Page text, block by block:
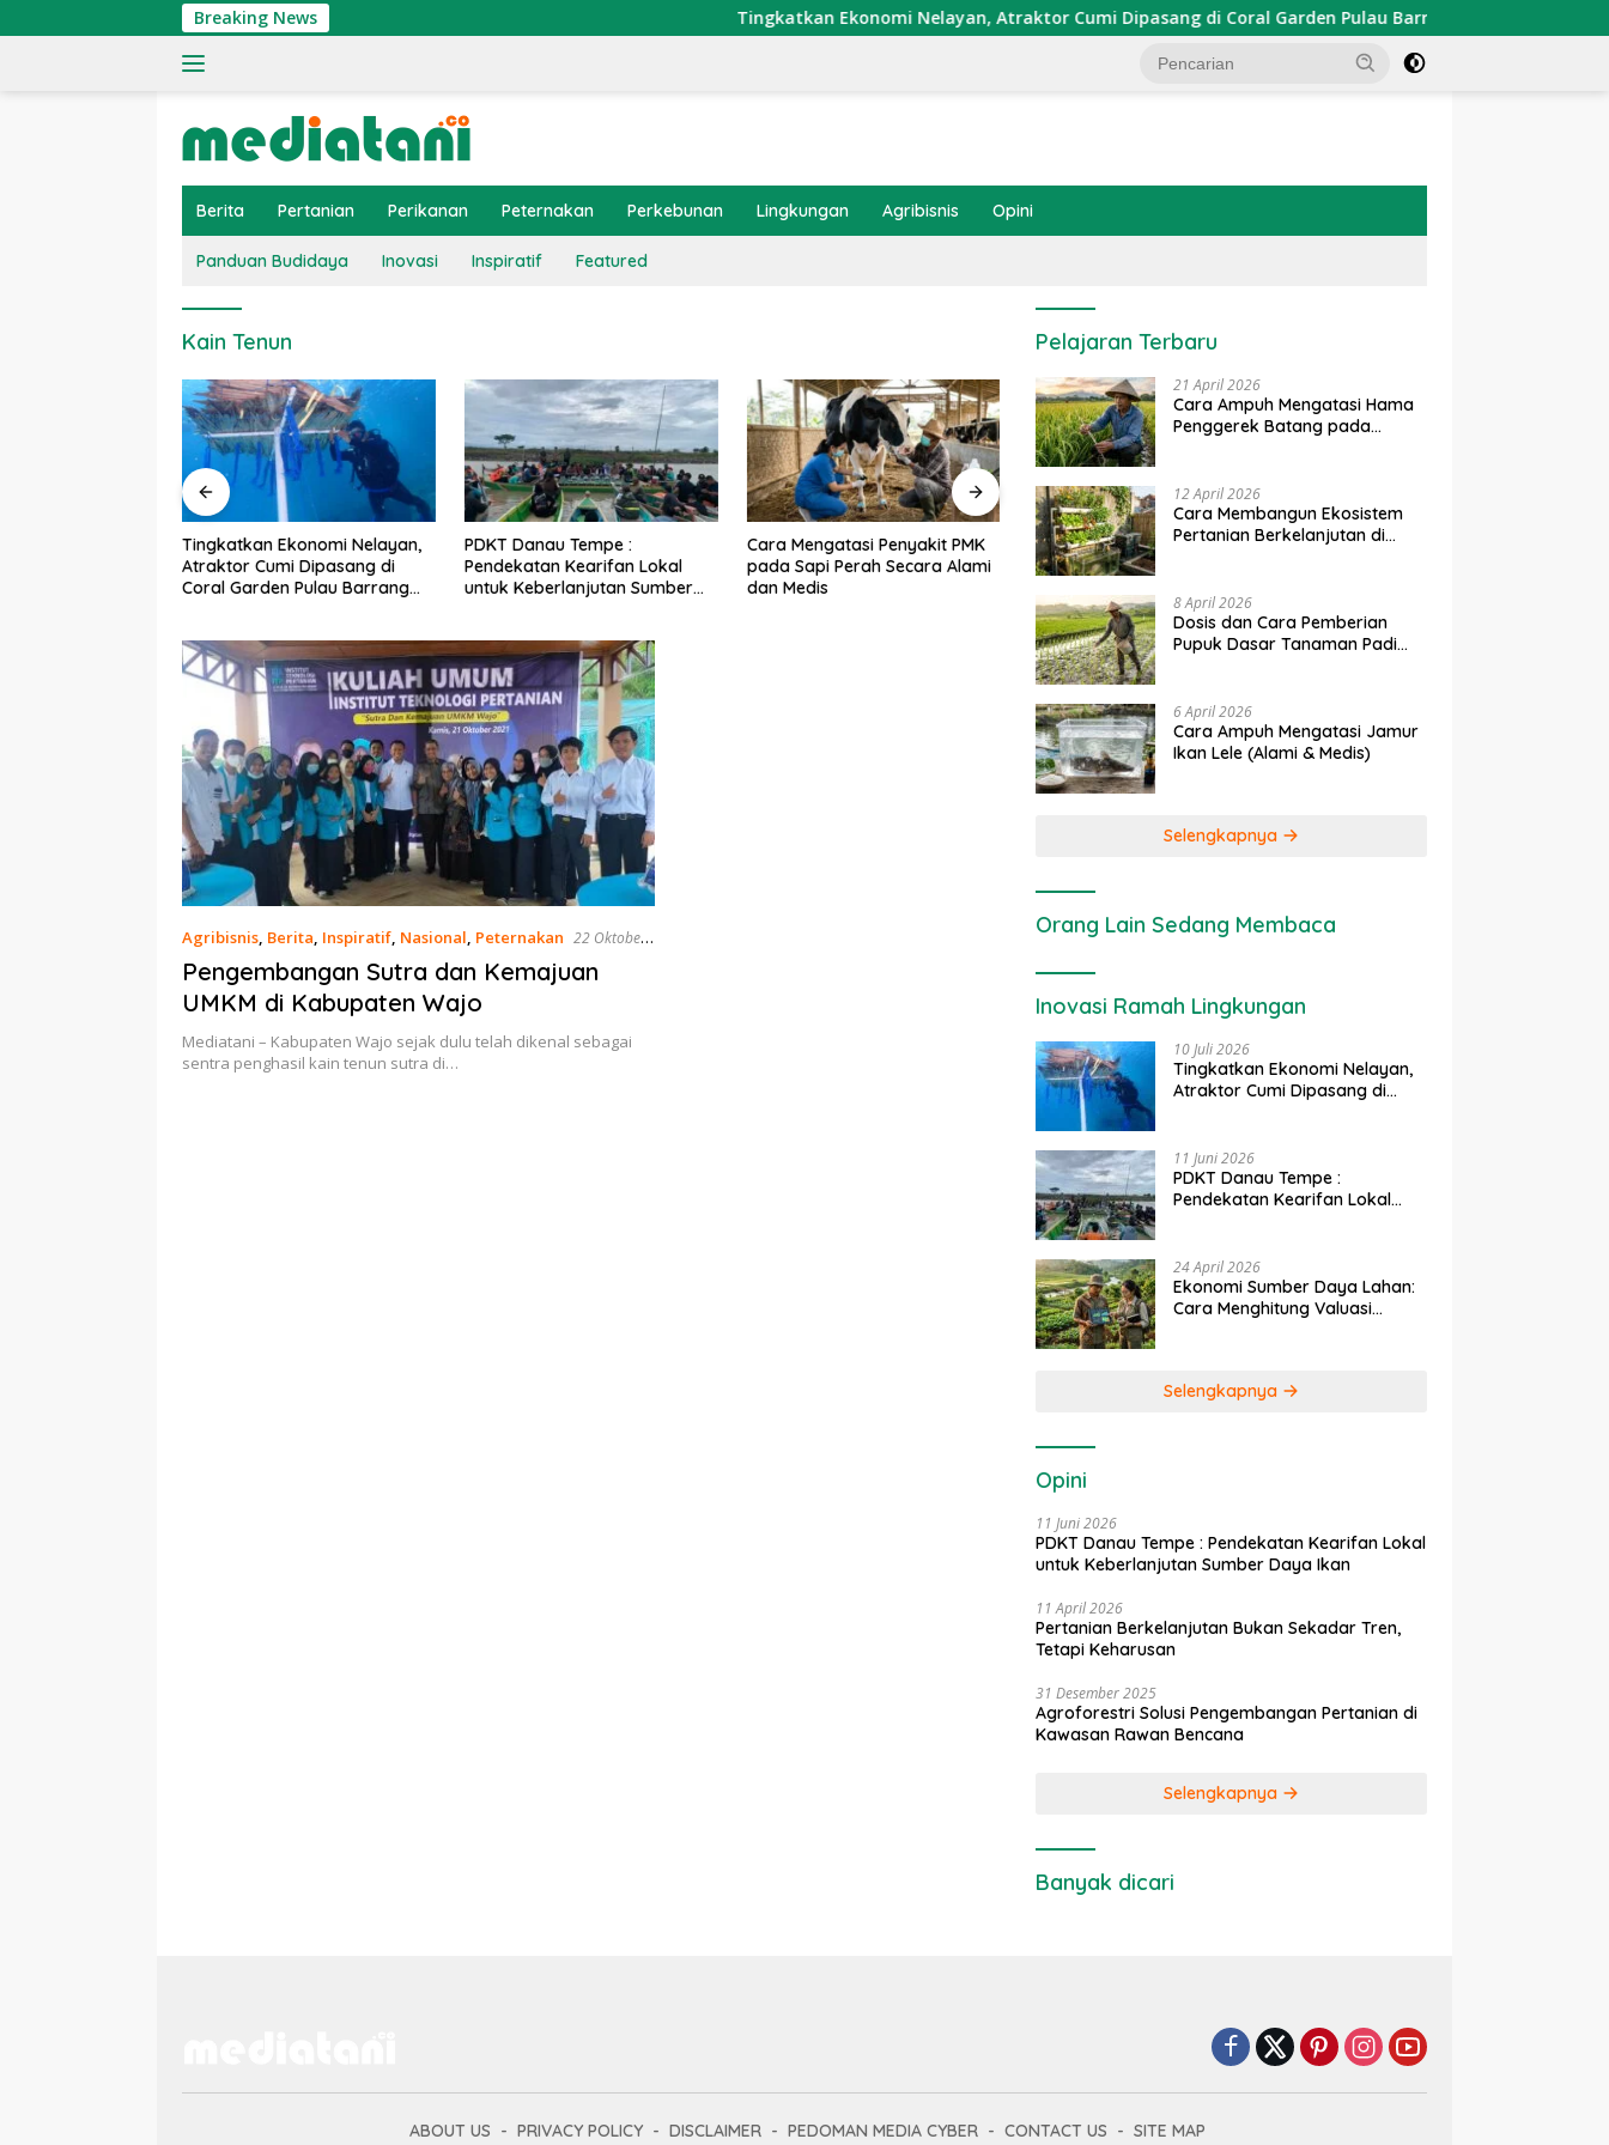
ke
Breaking News Tingkatkan Ekonomi Nelayan, Atraktor Cumi Dipasang di Coral Garden Pulau Barrang Caddi
Berita Pertanian Perikanan Peternakan Perkebunan Lingkungan Agribisnis Opini
Panduan Budidaya Inovasi Inspiratif Featured
Kain Tenun
PDKT Danau Tempe :
Pendekatan Kearifan Lokal
untuk Keberlanjutan Sumber
Cara Mengatasi Penyakit PMK
pada Sapi Perah Secara Alami
dan Medis
Dosis dan Cara Pemupukan
Tanaman Padi pada Fase
Vegetatif Aktif yang Tepat
Penerapan IoT dalam
Pertanian Modern di Indonesia
Ekonomi Sumber Daya Lahan:
Agribisnis, Berita, Inspiratif, Nasional, Peternakan 22 Oktober
2021
Pengembangan Sutra dan Kemajuan
UMKM di Kabupaten Wajo
Mediatani – Kabupaten Wajo sejak dulu telah dikenal sebagai
sentra penghasil kain tenun sutra di…
Pelajaran Terbaru
21 April 2026
Cara Ampuh Mengatasi Hama
Penggerek Batang pada
12 April 2026
Cara Membangun Ekosistem
Pertanian Berkelanjutan di
8 April 2026
Dosis dan Cara Pemberian
Pupuk Dasar Tanaman Padi
6 April 2026
Cara Ampuh Mengatasi Jamur
Ikan Lele (Alami & Medis)
Selengkapnya
Orang Lain Sedang Membaca
Inovasi Ramah Lingkungan
10 Juli 2026
Tingkatkan Ekonomi Nelayan,
Atraktor Cumi Dipasang di
11 Juni 2026
PDKT Danau Tempe :
Pendekatan Kearifan Lokal
24 April 2026
Ekonomi Sumber Daya Lahan:
Cara Menghitung Valuasi
Selengkapnya
Opini
11 Juni 2026
PDKT Danau Tempe : Pendekatan Kearifan Lokal
untuk Keberlanjutan Sumber Daya Ikan
11 April 2026
Pertanian Berkelanjutan Bukan Sekadar Tren,
Tetapi Keharusan
31 Desember 2025
Agroforestri Solusi Pengembangan Pertanian di
Kawasan Rawan Bencana
Selengkapnya
Banyak dicari
ABOUT US PRIVACY POLICY DISCLAIMER PEDOMAN MEDIA CYBER CONTACT US SITE MAP